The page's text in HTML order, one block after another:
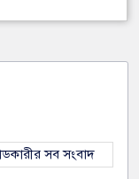
সব সংবাদ